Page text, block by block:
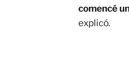
comencé
explicó.